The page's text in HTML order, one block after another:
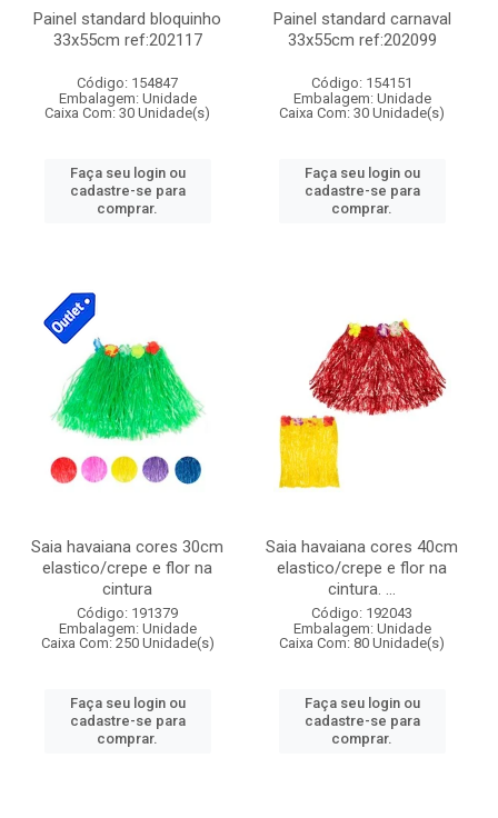
Painel standard bloquinho
33x55cm ref:202117
Código: 154847
Embalagem: Unidade
Caixa Com: 30 Unidade(s)
Faça seu login ou
cadastre-se para
comprar.
Painel standard carnaval
33x55cm ref:202099
Código: 154151
Embalagem: Unidade
Caixa Com: 30 Unidade(s)
Faça seu login ou
cadastre-se para
comprar.
Saia havaiana cores 30cm
elastico/crepe e flor na
cintura
Código: 191379
Embalagem: Unidade
Caixa Com: 250 Unidade(s)
Faça seu login ou
cadastre-se para
comprar.
Saia havaiana cores 40cm
elastico/crepe e flor na
cintura. ...
Código: 192043
Embalagem: Unidade
Caixa Com: 80 Unidade(s)
Faça seu login ou
cadastre-se para
comprar.